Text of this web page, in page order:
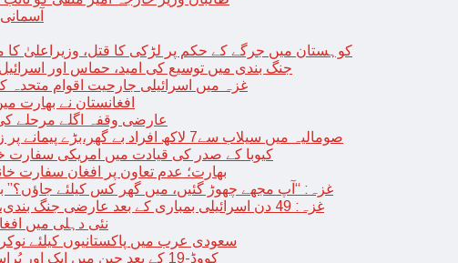
آسمانی
< > کوہستان میں جرگے کے حکم پر لڑکی کا قتل، وزیراعلیٰ
جنگ بندی میں توسیع کی امید، حماس اور
غزہ میں اسرائیلی جارحیت اقوام
افغانستان نے بھارت
عارضی وقفہ اگلے مرحلے
صومالیہ میں سیلاب سے7 لاکھ افراد بے گھر،بڑے پیمانے پر زرعی زمین تباہ، پل بھی بہہ گئے
کیوبا کے صدر کی قیادت میں امریکی سفارت
بھارت؛ عدم تعاون پر افغان سفارت
غزہ: “آپ مجھے چھوڑ گئیں، میں گھر کس کیلئے جاؤں؟”
غزہ: 49 دن اسرائیلی بمباری کے بعد عارضی جنگ بندی، فلسطینیوں کی اپنے گھر واپسی
نئی دہلی میں
سعودی عرب میں پاکستانیوں کیلئے
کووڈ-19 کے بعد چین میں ایک اور پُراسرار قسم کی بیماری پھیلنے لگی